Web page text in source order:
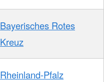
Bayerisches Rotes
Kreuz
Rheinland-Pfalz